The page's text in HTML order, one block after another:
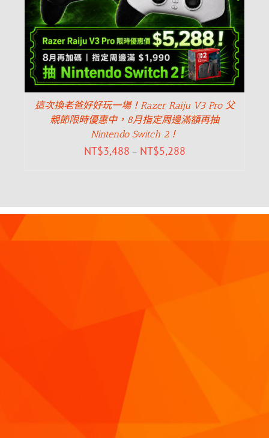
這次換老爸好好玩一場！Razer Raiju V3 Pro 父
親節限時優惠中，8月指定周邊滿額再抽
Nintendo Switch 2！
NT$3,488 – NT$5,288